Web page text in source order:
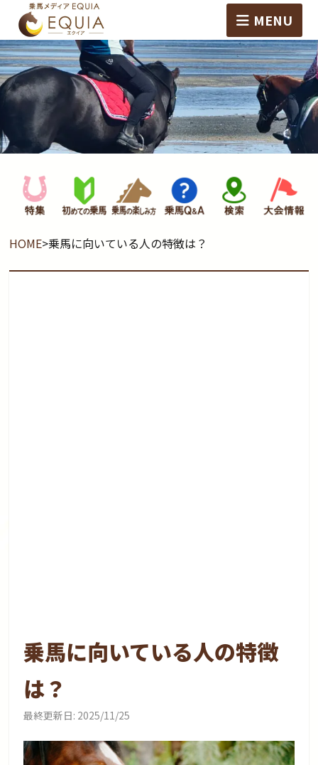
MENU
HOME>乗馬に向いている人の特徴は？
乗馬に向いている人の特徴
は？
最終更新日: 2025/11/25